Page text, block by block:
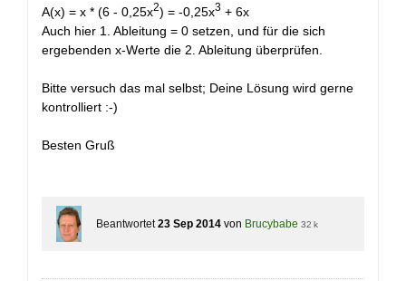
A(x) = x * (6 - 0,25x2) = -0,25x3 + 6x
Auch hier 1. Ableitung = 0 setzen, und für die sich
ergebenden x-Werte die 2. Ableitung überprüfen.
Bitte versuch das mal selbst; Deine Lösung wird gerne
kontrolliert :-)
Besten Gruß
Beantwortet 23 Sep 2014 von Brucybabe 32 k